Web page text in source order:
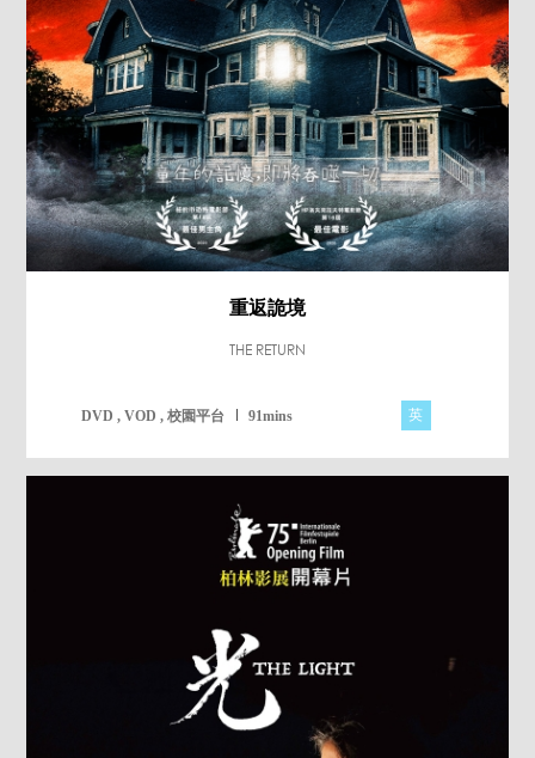
重返詭境
THE RETURN
DVD , VOD , 校園平台 91mins 英